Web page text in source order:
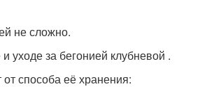
не сложно.
уходе за бегонией клубневой .
способа её хранения: